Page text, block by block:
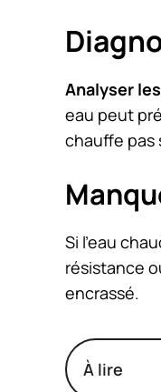
Analyser
eau peut
chauffe pas
Si l’eau
résistance
encrassé.
À lire